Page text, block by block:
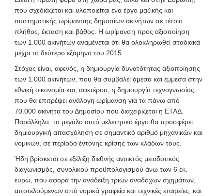
που σχεδιάζεται και υλοποιείται ένα έργο μαζικής και
συστηματικής ωρίμανσης δημοσίων ακινήτων σε τέτοιο
πλήθος, έκταση και βάθος. Η ωρίμανση προς αξιοποίηση
των 1.000 ακινήτων αναμένεται ότι θα ολοκληρωθεί σταδιακά
μέχρι το δεύτερο εξάμηνο του 2015.
Στόχος είναι, αφενός, η δημιουργία δυνατότητας αξιοποίησης
των 1.000 ακινήτων, που θα συμβάλει άμεσα και έμμεσα στην
εθνική οικονομία και, αφετέρου, η δημιουργία τεχνογνωσίας
που θα επιτρέψει ανάλογη ωρίμανση για τα πάνω από
70.000 ακίνητα του Δημοσίου που διαχειρίζεται η ΕΤΑΔ.
Παράλληλα, το μεγάλο αυτό μελετητικό έργο θα προσφέρει
δημιουργική απασχόληση σε σημαντικό αριθμό μηχανικών και
νομικών, σε περίοδο έντονης κρίσης των κλάδων τους.
Ήδη βρίσκεται σε εξέλιξη διεθνής ανοικτός μειοδοτικός
διαγωνισμός, συνολικού προϋπολογισμού άνω των 6 εκ.
ευρώ, που αφορά την ανάδειξη τριών αναδόχων σχημάτων,
αποτελούμενων από νομικά γραφεία και τεχνικές εταιρείες, και